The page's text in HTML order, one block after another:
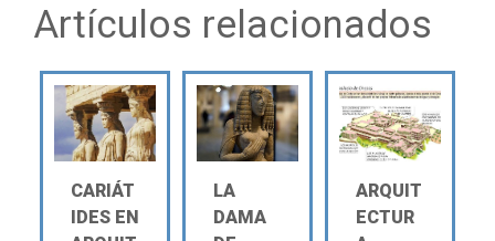
Artículos relacionados
CARIÁT
IDES EN
LA
DAMA
ARQUIT
ECTUR